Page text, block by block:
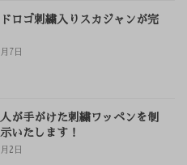
ロゴ刺繍入りスカジャンが完
7日
が手がけた刺繍ワッペンを制
いたします！
2日